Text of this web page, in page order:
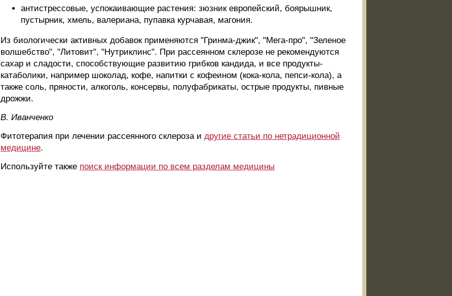
антистрессовые, успокаивающие растения: зюзник европейский, боярышник,
пустырник, хмель, валериана, пупавка курчавая, магония.
Из биологически активных добавок применяются "Гринма-джик", "Мега-про", "Зеленое
волшебство", "Литовит", "Нутриклинс". При рассеянном склерозе не рекомендуются
сахар и сладости, способствующие развитию грибков кандида, и все продукты-
катаболики, например шоколад, кофе, напитки с кофеином (кока-кола, пепси-кола), а
также соль, пряности, алкоголь, консервы, полуфабрикаты, острые продукты, пивные
дрожжи.
B. Ивaнчeнкo
Фитотерапия при лечении рассеянного склероза и другие статьи по нетрадиционной
медицине.
Используйте также поиск информации по всем разделам медицины